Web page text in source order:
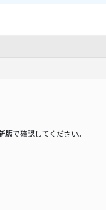
で確認してください。